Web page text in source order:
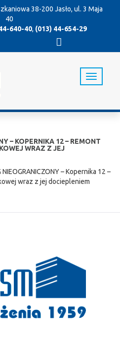
38-200 Jasło, ul. 3 Maja
40
640-40, (013) 44-654-29
T
o
g
– KOPERNIKA 12 – REMONT
WRAZ Z JEJ
NIEOGRANICZONY – Kopernika 12 –
wraz z jej dociepleniem